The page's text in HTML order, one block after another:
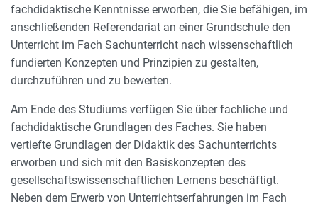
fachdidaktische Kenntnisse erworben, die Sie befähigen, im
anschließenden Referendariat an einer Grundschule den
Unterricht im Fach Sachunterricht nach wissenschaftlich
fundierten Konzepten und Prinzipien zu gestalten,
durchzuführen und zu bewerten.
Am Ende des Studiums verfügen Sie über fachliche und
fachdidaktische Grundlagen des Faches. Sie haben
vertiefte Grundlagen der Didaktik des Sachunterrichts
erworben und sich mit den Basiskonzepten des
gesellschaftswissenschaftlichen Lernens beschäftigt.
Neben dem Erwerb von Unterrichtserfahrungen im Fach